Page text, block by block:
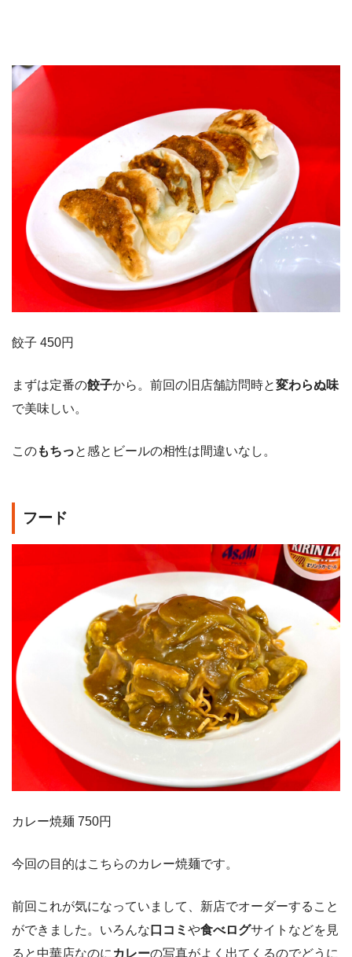
餃子 450円
まずは定番の餃子から。前回の旧店舗訪問時と変わらぬ味
で美味しい。
このもちっと感とビールの相性は間違いなし。
フード
カレー焼麺 750円
今回の目的はこちらのカレー焼麺です。
前回これが気になっていまして、新店でオーダーすること
ができました。いろんな 口コミ や食べログサイトなどを見
ると中華店なのに カレーの写真がよく出てくるのでどうに